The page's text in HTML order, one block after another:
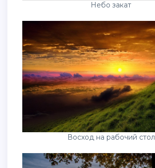
Небо закат
Восход на рабочий стол